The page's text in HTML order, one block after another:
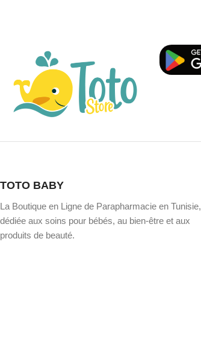
TOTO BABY
La Boutique en Ligne de Parapharmacie en Tunisie,
dédiée aux soins pour bébés, au bien-être et aux
produits de beauté.